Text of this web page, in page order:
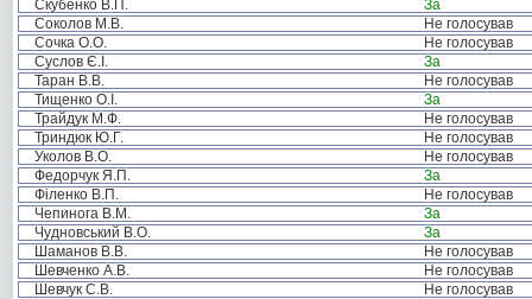
Скубенко В.П.
За
Соколов М.В.
Не голосував
Сочка О.О.
Не голосував
Суслов Є.І.
За
Таран В.В.
Не голосував
Тищенко О.І.
За
Трайдук М.Ф.
Не голосував
Триндюк Ю.Г.
Не голосував
Уколов В.О.
Не голосував
Федорчук Я.П.
За
Філенко В.П.
Не голосував
Чепинога В.М.
За
Чудновський В.О.
За
Шаманов В.В.
Не голосував
Шевченко А.В.
Не голосував
Шевчук С.В.
Не голосував